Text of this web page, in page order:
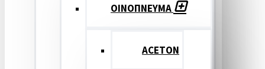
ΟΙΝΟΠΝΕΥΜΑ
ACETON